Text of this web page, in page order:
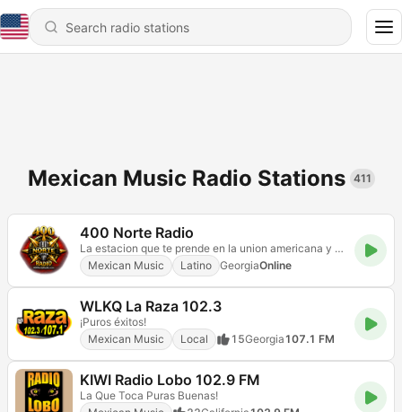
Mexican Music Radio Stations 411
400 Norte Radio
La estacion que te prende en la union americana y para el mundo
Mexican Music
Latino GeorgiaOnline
WLKQ La Raza 102.3
¡Puros éxitos!
Mexican Music
Local 15Georgia107.1 FM
KIWI Radio Lobo 102.9 FM
La Que Toca Puras Buenas!